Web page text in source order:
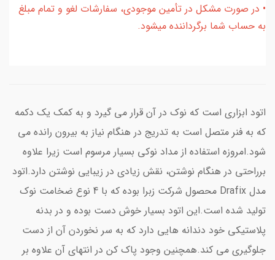
• در صورت مشکل در تأمین موجودی، سفارشات لغو و تمام مبلغ
به حساب شما برگرداننده میشود.
اتود ابزاری است که نوک در آن قرار می گیرد و به کمک یک دکمه
که به فنر متصل است به تدریج در هنگام نیاز به بیرون رانده می
شود.امروزه استفاده از مداد نوکی بسیار مرسوم است زیرا علاوه
برراحتی در هنگام نوشتن، نقش زیادی در زیبایی نوشتن دارد.اتود
مدل Drafix محصول شرکت زبرا بوده که با 4 نوع ضخامت نوک
تولید شده است.این اتود بسیار خوش دست بوده و در بدنه
پلاستیکی خود دندانه هایی دارد که به سر نخوردن آن از دست
جلوگیری می کند.همچنین وجود پاک کن در انتهای آن علاوه بر